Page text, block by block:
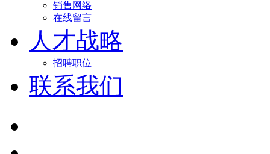
销售网络
在线留言
人才战略
招聘职位
联系我们